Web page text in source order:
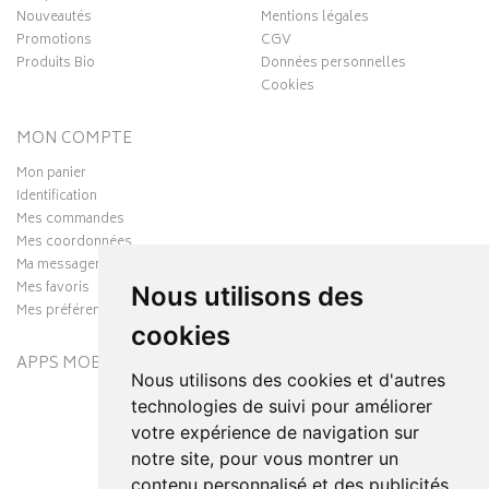
Nous utilisons des
cookies
Nous utilisons des cookies et d'autres
technologies de suivi pour améliorer
votre expérience de navigation sur
notre site, pour vous montrer un
contenu personnalisé et des publicités
Nouveautés
Promotions
Produits Bio
Mentions légales
CGV
Données personnelles
Cookies
MON COMPTE
Mon panier
Identification
Mes commandes
Mes coordonnées
Ma messagerie
Mes favoris
Mes préférences Cookies
APPS MOBILES